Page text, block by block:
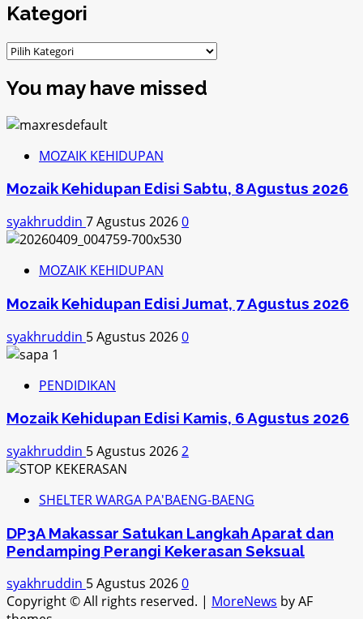
Kategori
Kategori
You may have missed
MOZAIK KEHIDUPAN
Mozaik Kehidupan Edisi Sabtu, 8 Agustus 2026
syakhruddin 7 Agustus 20260
MOZAIK KEHIDUPAN
Mozaik Kehidupan Edisi Jumat, 7 Agustus 2026
syakhruddin 5 Agustus 20260
PENDIDIKAN
Mozaik Kehidupan Edisi Kamis, 6 Agustus 2026
syakhruddin 5 Agustus 20262
SHELTER WARGA PA'BAENG-BAENG
DP3A Makassar Satukan Langkah Aparat dan
Pendamping Perangi Kekerasan Seksual
syakhruddin 5 Agustus 20260
Copyright © All rights reserved. | MoreNews by AF